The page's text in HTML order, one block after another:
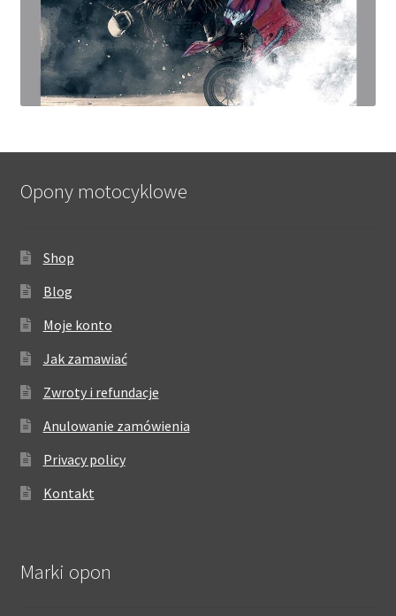
Opony motocyklowe
Shop
Blog
Moje konto
Jak zamawiać
Zwroty i refundacje
Anulowanie zamówienia
Privacy policy
Kontakt
Marki opon